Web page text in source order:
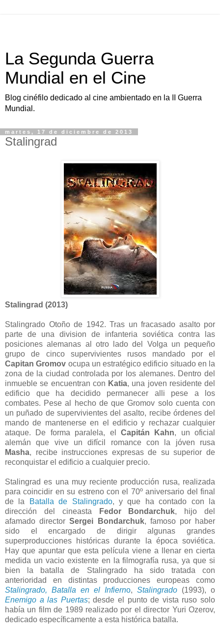
La Segunda Guerra
Mundial en el Cine
Blog cinéfilo dedicado al cine ambientado en la II Guerra
Mundial.
martes, 17 de diciembre de 2013
Stalingrad
Stalingrad (2013)
Stalingrado Otoño de 1942. Tras un fracasado asalto por
parte de una division de infanteria soviética contra las
posiciones alemanas al otro lado del Volga un pequeño
grupo de cinco supervivientes rusos mandado por el
Capitan Gromov ocupa un estratégico edificio situado en la
zona de la ciudad controlada por los alemanes. Dentro del
inmueble se encuentran con Katia, una joven residente del
edificio que ha decidido permanecer alli pese a los
combates. Pese al hecho de que Gromov solo cuenta con
un puñado de supervivientes del asalto, recibe órdenes del
mando de mantenerse en el edificio y rechazar cualquier
ataque. De forma paralela, el Capitán Kahn, un oficial
alemán que vive un difícil romance con la jóven rusa
Masha, recibe instrucciones expresas de su superior de
reconquistar el edificio a cualquier precio.
Stalingrad es una muy reciente producción rusa, realizada
para coincidir en su estreno con el 70º aniversario del final
de
la Batalla de Stalingrado, y que ha contado con la
dirección del cineasta
Fedor Bondarchuk, hijo del
afamado directorSergei Bondarchuk, famoso por haber
sido el encargado de dirigir algunas grandes
superproducciones históricas durante la época soviética.
Hay que apuntar que esta película viene a llenar en cierta
medida un vacio existente en la filmografía rusa, ya que si
bien la batalla de Stalingrado ha sido tratada con
anterioridad en distintas producciones europeas como
Stalingrado, Batalla en el Infierno, Stalingrado (1993), o
Enemigo a las Puertas; desde el punto de vista ruso solo
había un film de 1989 realizado por el director Yuri Ozerov,
dedicado específicamente a esta histórica batalla.